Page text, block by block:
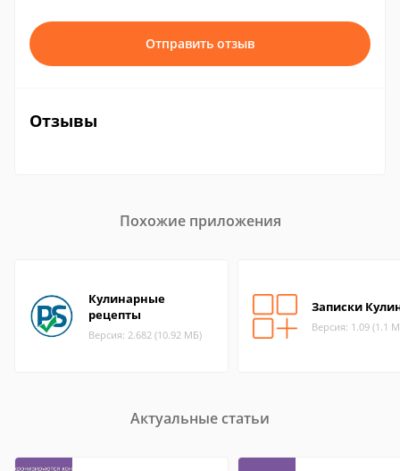
Отправить отзыв
Отзывы
Похожие приложения
Кулинарные
рецепты
Версия: 2.682 (10.92 МБ)
Записки
Версия: 1.09 (1.1
Актуальные статьи